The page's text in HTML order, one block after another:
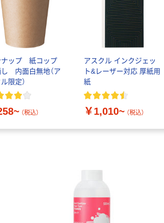
ナップ 紙コップ
し 内面白無地（ア
限定）
（税込）
アスクル インクジェッ
ト&レーザー対応 厚紙用
紙
￥1,010~ （税込）